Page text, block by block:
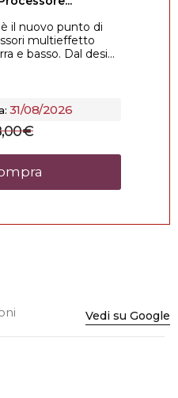
il nuovo punto di
multieffetto
e basso. Dal desi...
31/08/2026
€
Vedi su Google